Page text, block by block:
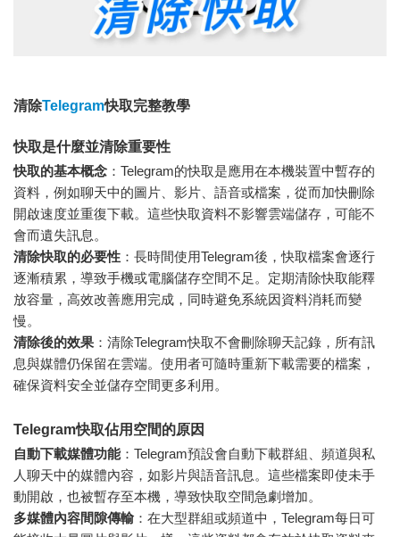
清除Telegram快取完整教學
快取是什麼並清除重要性
快取的基本概念 ：Telegram的快取是應用在本機裝置中暫存的
資料，例如聊天中的圖片、影片、語音或檔案，從而加快刪除
開啟速度並重復下載。這些快取資料不影響雲端儲存，可能不
會而遺失訊息。
清除快取的必要性 ：長時間使用Telegram後，快取檔案會逐行
逐漸積累，導致手機或電腦儲存空間不足。定期清除快取能釋
放容量，高效改善應用完成，同時避免系統因資料消耗而變
慢。
清除後的效果 ：清除Telegram快取不會刪除聊天記錄，所有訊
息與媒體仍保留在雲端。使用者可隨時重新下載需要的檔案，
確保資料安全並儲存空間更多利用。
Telegram快取佔用空間的原因
自動下載媒體功能：Telegram預設會自動下載群組、頻道與私
人聊天中的媒體內容，如影片與語音訊息。這些檔案即使未手
動開啟，也被暫存至本機，導致快取空間急劇增加。
多媒體內容間隙傳輸：在大型群組或頻道中，Telegram每日可